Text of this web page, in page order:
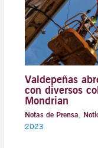
Valdepeñas
con diversos
Mondrian
Notas de Prensa,
2023